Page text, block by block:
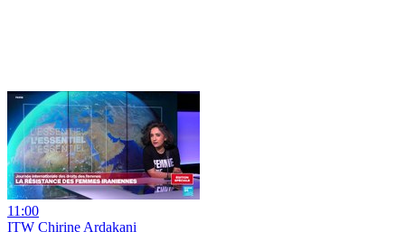
11:00
ITW Chirine Ardakani